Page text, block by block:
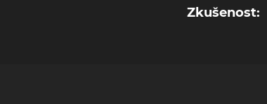
Zkušenost: